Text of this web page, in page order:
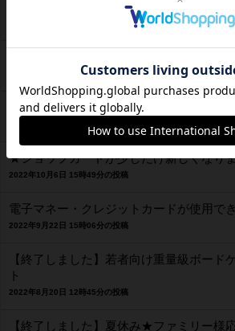
お子様とご同伴される保護者様へ
2024年2月14日 20時36分の投稿
【終了しました】★センキョサービス、
★ショップカードが少しだけ新しくなり
2022年10月6日 15時49分の投稿
電子マネー・クレジットカードが使用で
2022年9月22日 15時06分の投稿
【終了しました】若者向け重量級ボード
ト
2022年8月20日 12時45分の投稿
【終了しました】夏休み★ファミリー様